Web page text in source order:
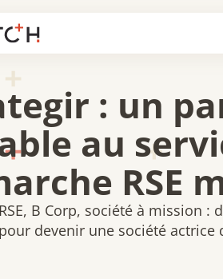
: un
au
RSE
B Corp, société à mission :
devenir une société actrice